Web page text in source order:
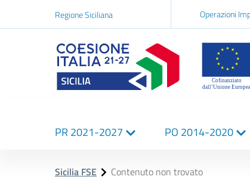
Regione Siciliana Operazioni
Logo Sicilia FSE
Navigazione
principale
PR 2021-2027 PO 2014-2020
Sicilia FSE Contenuto non trovato